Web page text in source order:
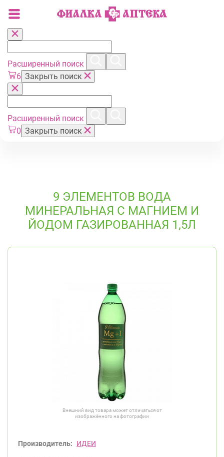
Расширенный поиск
6 Закрыть поиск
Расширенный поиск
0 Закрыть поиск
9 ЭЛЕМЕНТОВ ВОДА
МИНЕРАЛЬНАЯ С МАГНИЕМ И
ЙОДОМ ГАЗИРОВАННАЯ 1,5Л
Внешний вид товара может отличаться от
изображённого на фотографии
Производитель: ИДЕИ